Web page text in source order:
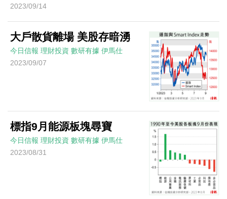
2023/09/14
大戶散貨離場 美股存暗湧
今日信報 理財投資 數研有據 伊馬仕
2023/09/07
標指9月能源板塊尋寶
今日信報 理財投資 數研有據 伊馬仕
2023/08/31